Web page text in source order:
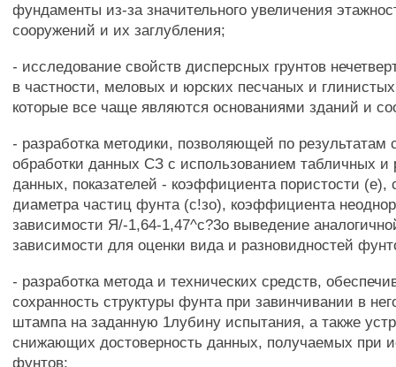
фундаменты из-за значительного увеличения
сооружений и их заглубления;
- исследование свойств дисперсных грунтов
в частности, меловых и юрских песчаных и
которые все чаще являются основаниями зданий и
- разработка методики, позволяющей по результатам
обработки данных СЗ с использованием табличных и
данных, показателей - коэффициента пористости (е),
диаметра частиц фунта (с!зо), коэффициента
зависимости Я/-1,64-1,47^с?3о выведение
зависимости для оценки вида и разновидностей
- разработка метода и технических средств,
сохранность структуры фунта при завинчивании в
штампа на заданную 1лубину испытания, а также
снижающих достоверность данных, получаемых при
фунтов;